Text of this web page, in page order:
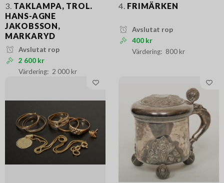
3. TAKLAMPA, TROL.
HANS-AGNE
JAKOBSSON,
MARKARYD
Avslutat rop
2 600 kr
2 000 kr
4. FRIMÄRKEN
Avslutat rop
400 kr
800 kr